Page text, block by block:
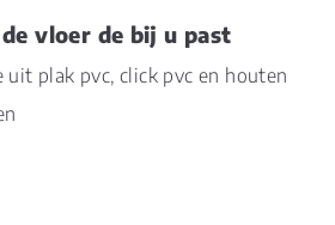
de vloer de bij u past
uit plak pvc, click pvc en houten